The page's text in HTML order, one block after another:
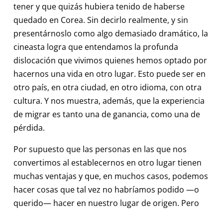
tener y que quizás hubiera tenido de haberse
quedado en Corea. Sin decirlo realmente, y sin
presentárnoslo como algo demasiado dramático, la
cineasta logra que entendamos la profunda
dislocación que vivimos quienes hemos optado por
hacernos una vida en otro lugar. Esto puede ser en
otro país, en otra ciudad, en otro idioma, con otra
cultura. Y nos muestra, además, que la experiencia
de migrar es tanto una de ganancia, como una de
pérdida.
Por supuesto que las personas en las que nos
convertimos al establecernos en otro lugar tienen
muchas ventajas y que, en muchos casos, podemos
hacer cosas que tal vez no habríamos podido —o
querido— hacer en nuestro lugar de origen. Pero